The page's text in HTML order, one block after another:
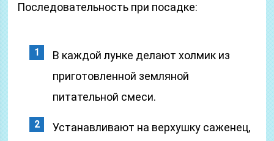
Последовательность при посадке:
В каждой лунке делают холмик из
приготовленной земляной
питательной смеси.
Устанавливают на верхушку саженец,